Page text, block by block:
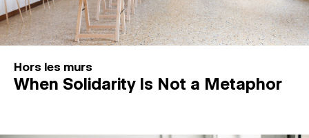
Hors les murs
When Solidarity Is Not a Metaphor